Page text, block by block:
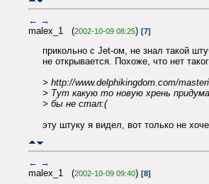
← →
malex_1 (2002-10-09 08:25) [7]
прикольно с Jet-ом, не знал такой
не открывается. Похоже, что нет
> http://www.delphikingdom.com/
> Тут какую то новую хрень
> бы не стал:(
эту штуку я видел, вот только не
← →
malex_1 (2002-10-09 09:40) [8]